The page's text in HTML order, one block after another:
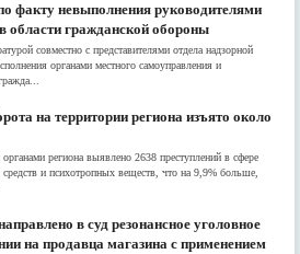
факту невыполнения руководителями
области гражданской обороны
совместно с представителями отдела надзорной
органами местного самоуправления и
на территории региона изъято около
региона выявлено 2638 преступлений в сфере
средств и психотропных веществ, что на 9,9% больше,
в суд резонансное уголовное
на продавца магазина с применением